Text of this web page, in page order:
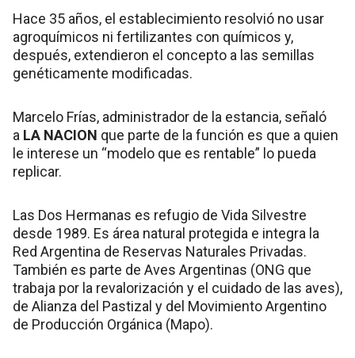
Hace 35 años, el establecimiento resolvió no usar
agroquímicos ni fertilizantes con químicos y,
después, extendieron el concepto a las semillas
genéticamente modificadas.
Marcelo Frías, administrador de la estancia, señaló
a LA NACION que parte de la función es que a quien
le interese un “modelo que es rentable” lo pueda
replicar.
Las Dos Hermanas es refugio de Vida Silvestre
desde 1989. Es área natural protegida e integra la
Red Argentina de Reservas Naturales Privadas.
También es parte de Aves Argentinas (ONG que
trabaja por la revalorización y el cuidado de las aves),
de Alianza del Pastizal y del Movimiento Argentino
de Producción Orgánica (Mapo).